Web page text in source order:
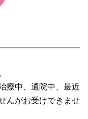
療中、通院中、最近
んがお受けできませ